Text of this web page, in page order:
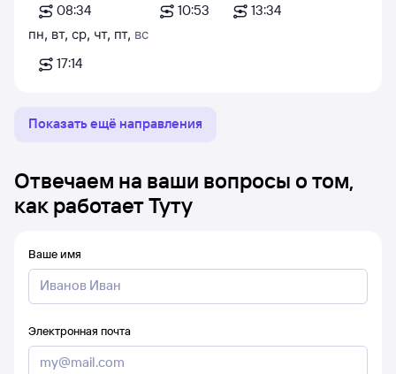
08:34
10:53
13:34
пн, вт, ср, чт, пт, вс
17:14
Показать ещё направления
Отвечаем на ваши вопросы о том,
как работает Туту
Ваше имя
Электронная почта